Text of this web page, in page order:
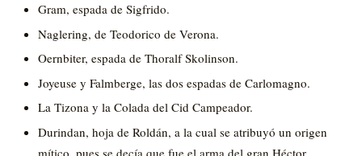
Gram, espada de Sigfrido.
Naglering, de Teodorico de Verona.
Oernbiter, espada de Thoralf Skolinson.
Joyeuse y Falmberge, las dos espadas de Carlomagno.
La Tizona y la Colada del Cid Campeador.
Durindan, hoja de Roldán, a la cual se atribuyó un origen
mítico, pues se decía que fue el arma del gran Héctor,